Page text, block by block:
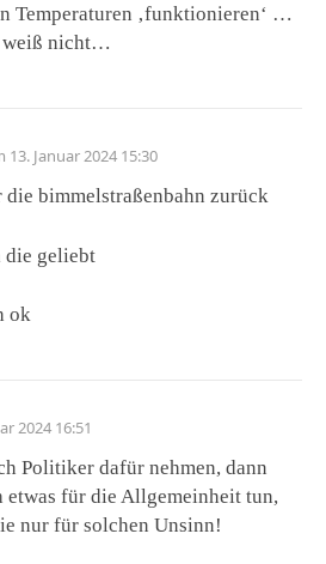
Temperaturen ‚funktionieren‘ …
weiß nicht…
13. Januar 2024 15:30
die bimmelstraßenbahn zurück
die geliebt
ok
2024 16:51
Politiker dafür nehmen, dann
etwas für die Allgemeinheit tun,
nur für solchen Unsinn!